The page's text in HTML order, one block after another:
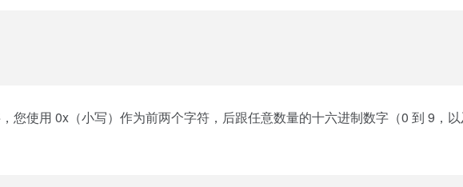
您使用 0x（小写）作为前两个字符，后跟任意数量的十六进制数字（0 到 9，